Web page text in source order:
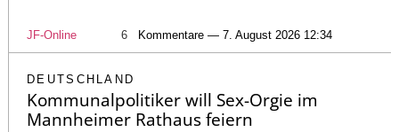
JF-Online 6 Kommentare — 7. August 2026 12:34
DEUTSCHLAND
Kommunalpolitiker will Sex-Orgie im
Mannheimer Rathaus feiern